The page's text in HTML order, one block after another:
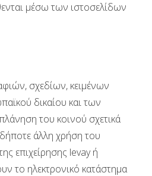
μέσω των ιστοσελίδων
σχεδίων, κειμένων
δικαίου και των
του κοινού σχετικά
άλλη χρήση του
επιχείρησης levay ή
το ηλεκτρονικό κατάστημα